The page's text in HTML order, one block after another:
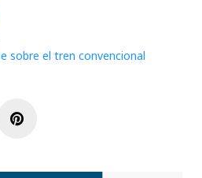
sobre el tren convencional
Pinterest